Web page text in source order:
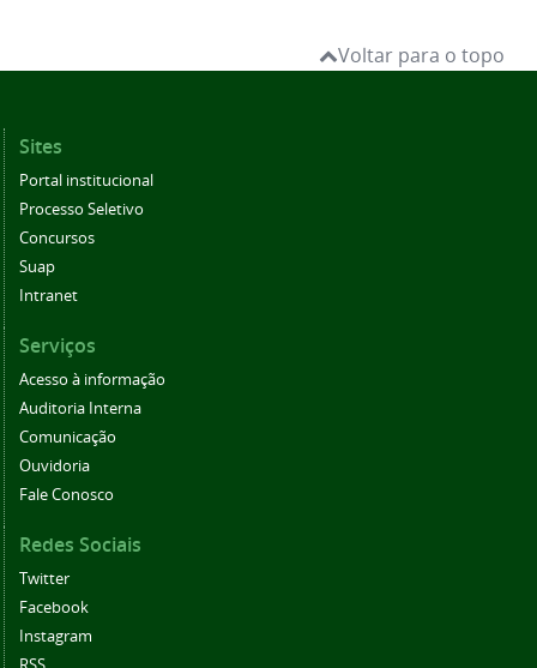
Voltar para o topo
Sites
Portal institucional
Processo Seletivo
Concursos
Suap
Intranet
Serviços
Acesso à informação
Auditoria Interna
Comunicação
Ouvidoria
Fale Conosco
Redes Sociais
Twitter
Facebook
Instagram